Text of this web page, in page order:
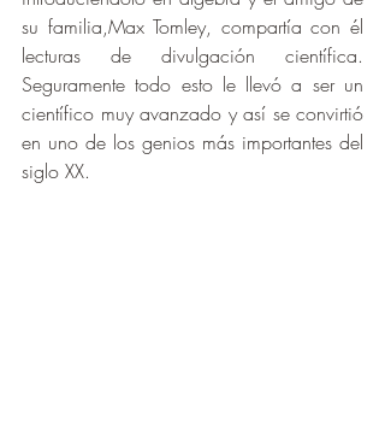
su familia,Max Tomley, compartía con él
lecturas de divulgación científica.
Seguramente todo esto le llevó a ser un
científico muy avanzado y así se convirtió
en uno de los genios más importantes del
siglo XX.